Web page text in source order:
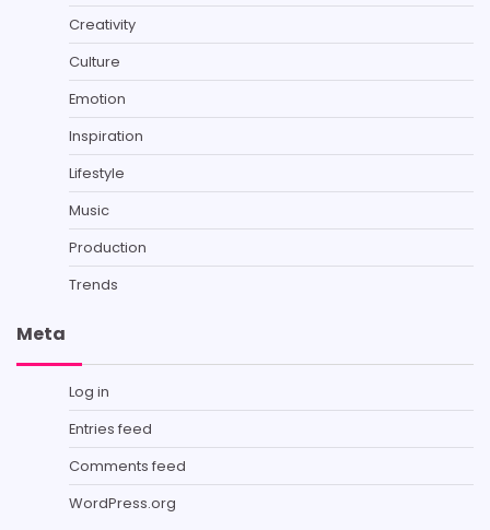
Creativity
Culture
Emotion
Inspiration
Lifestyle
Music
Production
Trends
Meta
Log in
Entries feed
Comments feed
WordPress.org